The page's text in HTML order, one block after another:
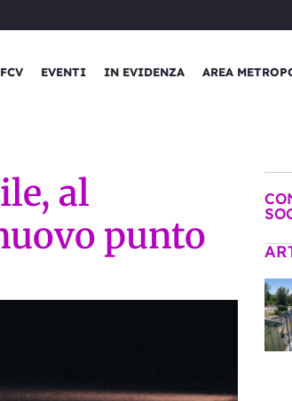
EVENTI IN EVIDENZA
AREA
al
punto